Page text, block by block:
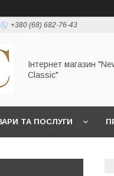
+380 (68) 682-76-43
Інтернет магазин
Classic"
ТА ПОСЛУГИ